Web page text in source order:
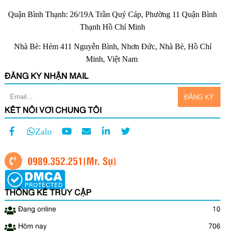
Quận Bình Thạnh: 26/19A Trần Quý Cáp, Phường 11 Quận Bình
Thạnh Hồ Chí Minh
Nhà Bè: Hẻm 411 Nguyễn Bình, Nhơn Đức, Nhà Bè, Hồ Chí
Minh, Việt Nam
ĐĂNG KÝ NHẬN MAIL
KẾT NỐI VỚI CHÚNG TÔI
Zalo
0989.352.251(Mr. Sự)
THỐNG KÊ TRUY CẬP
Đang online 10
Hôm nay 706